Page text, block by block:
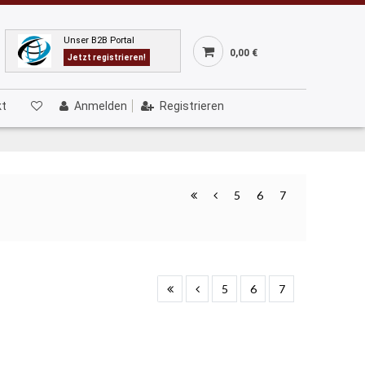
Unser B2B Portal
Jetzt registrieren! 0,00 €
Anmelden Registrieren
5 6 7
5 6 7